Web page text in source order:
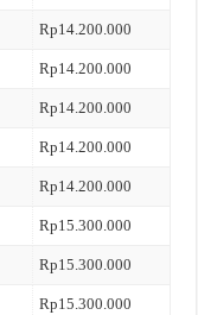
Rp14.200.000
Rp14.200.000
Rp14.200.000
Rp14.200.000
Rp14.200.000
Rp15.300.000
Rp15.300.000
Rp15.300.000